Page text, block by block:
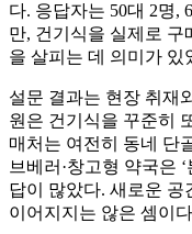
다. 응답자는 50대 2명,
만, 건기식을 실제로
을 살피는 데 의미가 있
설문 결과는 현장 취재
원은 건기식을 꾸준히
매처는 여전히 동네 단
브베러·창고형 약국은
답이 많았다. 새로운 공
이어지지는 않은 셈이